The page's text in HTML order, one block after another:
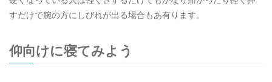
すだけで腕の方にしびれが出る場合もあ有ります。
仰向けに寝てみよう